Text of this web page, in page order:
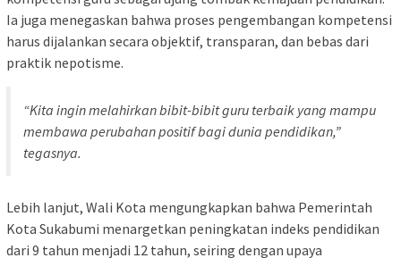
Ia juga menegaskan bahwa proses pengembangan kompetensi
harus dijalankan secara objektif, transparan, dan bebas dari
praktik nepotisme.
“Kita ingin melahirkan bibit-bibit guru terbaik yang mampu
membawa perubahan positif bagi dunia pendidikan,”
tegasnya.
Lebih lanjut, Wali Kota mengungkapkan bahwa Pemerintah
Kota Sukabumi menargetkan peningkatan indeks pendidikan
dari 9 tahun menjadi 12 tahun, seiring dengan upaya